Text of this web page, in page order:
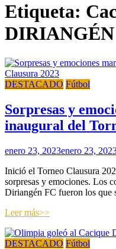
Etiqueta:
DIRIANGÉN
DESTACADO Fútbol
Sorpresas y
inaugural del
enero 23, 2023enero 23,
Inició el Torneo Clausura
sorpresas y emociones. Los
Diriangén FC fueron los que
Leer más>>
DESTACADO Fútbol